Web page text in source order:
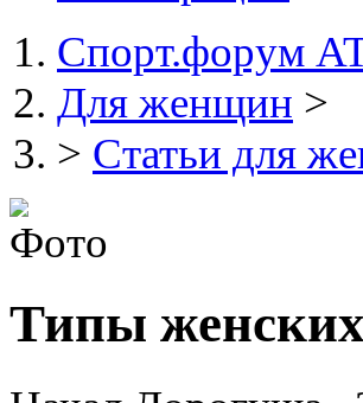
Спорт.форум
Для женщин >
> Статьи для
Типы